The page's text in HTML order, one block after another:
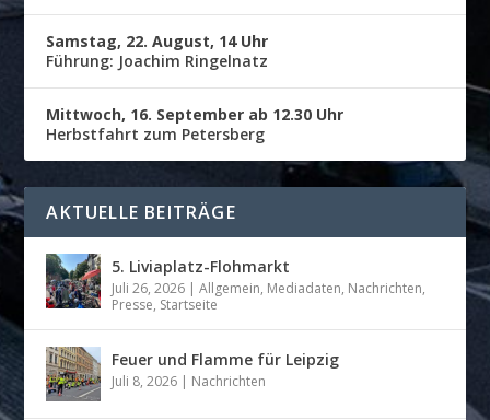
Samstag, 22. August, 14 Uhr
Führung: Joachim Ringelnatz
Mittwoch, 16. September ab 12.30 Uhr
Herbstfahrt zum Petersberg
AKTUELLE BEITRÄGE
5. Liviaplatz-Flohmarkt
Juli 26, 2026 |Allgemein, Mediadaten, Nachrichten,
Presse, Startseite
Feuer und Flamme für Leipzig
Juli 8, 2026 | Nachrichten